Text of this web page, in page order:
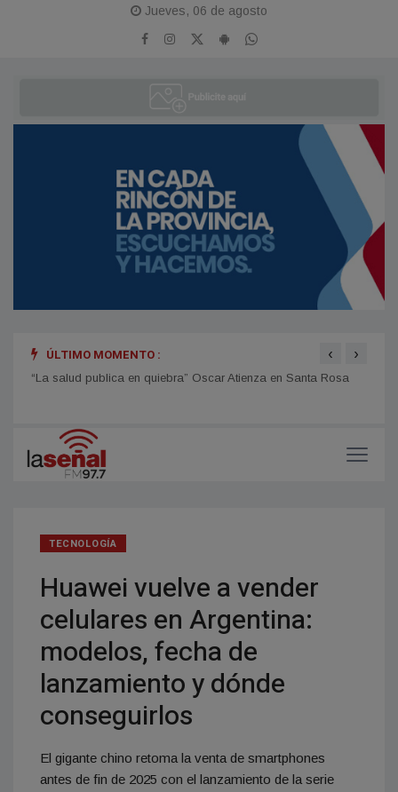
Jueves, 06 de agosto
ÚLTIMO MOMENTO :
“La salud publica en quiebra” Oscar Atienza en Santa Rosa
‹ ›
TECNOLOGÍA
Huawei vuelve a vender
celulares en Argentina:
modelos, fecha de
lanzamiento y dónde
conseguirlos
El gigante chino retoma la venta de smartphones
antes de fin de 2025 con el lanzamiento de la serie